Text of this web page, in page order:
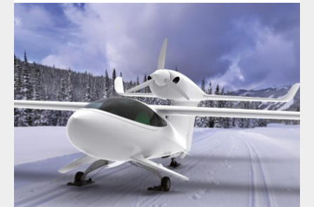
PERSONNALISATION
CONFORT
PILOTAGE
SÉCURITÉ
SPÉCIFICATIONS TECHNIQUES